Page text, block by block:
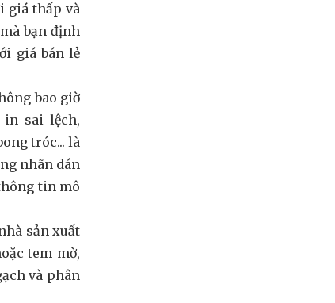
giá thấp và
bạn định
giá bán lẻ
bao giờ
in sai lệch,
tróc... là
nhãn dán
tin mô
sản xuất
tem mờ,
và phân